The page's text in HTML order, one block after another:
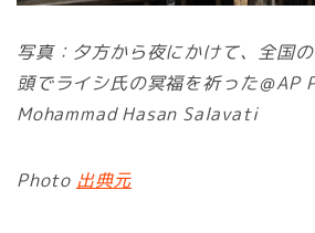
写真：夕方から夜にかけて、全国
頭でライシ氏の冥福を祈った＠AP
Mohammad Hasan Salavati
Photo 出典元